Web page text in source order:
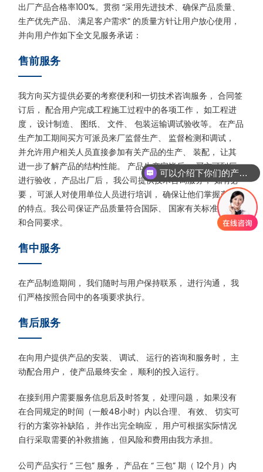
出厂产品合格率100%。贯彻 “采用先进技术、确保产品质量、
生产优先产品、 满足客户需求” 的质量方针让用户放心使用，
并向用户作如下全文见服务承诺：
售前服务
我方向买方提供必要的考察便利和一切技术咨询服务， 合同签
订后， 配合用户完成工程施工过程中的各项工作， 如工程进
度， 设计制造、 图纸、 文件、 包装运输调试验收等。 在产品
生产加工期间买方可派员来厂监督生产、 监督检测和调试，
并允许用户相关人员直接参加有关产品的生产、 装配， 让其
进一步了解产品的结构性能。 产品生产完毕后， 买方可到厂
进行验收， 产品出厂后， 我公司提供技术咨询服务， 如有必
要， 可派人对使用单位人员进行培训， 确保让他们掌握产品
的特点。我公司保证产品质量符合国际、 国家有关标准的规定
和合同要求。
售中服务
在产品制造期间， 我们随时与用户保持联系， 进行沟通， 我
们严格按照合同中的各项要求执行。
售后服务
在向用户提供产品的安装、 调试、 运行的咨询和服务时， 主
动配合用户， 使产品最终安全， 顺利的投入运行。
在接到用户需要服务信息后及时答复， 处理问题， 如果没有
在合同规定的时间（一般48小时）内以合理、 有效、 切实可
行的方案弥补缺陷， 并作出完全晌应， 用户可根据实际情况
自行采取需要的补救措施， 但风险和费用由我方承担。
公司产品实行 “ 三包” 服务， 产品在 “ 三包” 期（ 12个月）内
可以介绍下你们的产品么